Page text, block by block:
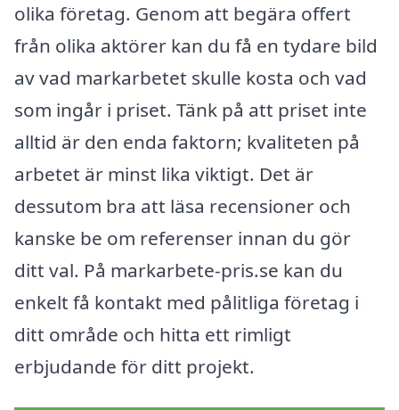
olika företag. Genom att begära offert
från olika aktörer kan du få en tydare bild
av vad markarbetet skulle kosta och vad
som ingår i priset. Tänk på att priset inte
alltid är den enda faktorn; kvaliteten på
arbetet är minst lika viktigt. Det är
dessutom bra att läsa recensioner och
kanske be om referenser innan du gör
ditt val. På markarbete-pris.se kan du
enkelt få kontakt med pålitliga företag i
ditt område och hitta ett rimligt
erbjudande för ditt projekt.